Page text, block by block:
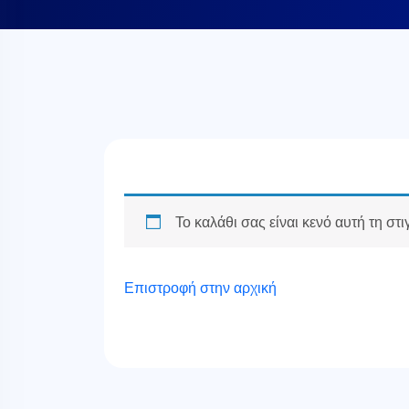
Το καλάθι σας είναι κενό αυτή τη
Επιστροφή στην αρχική